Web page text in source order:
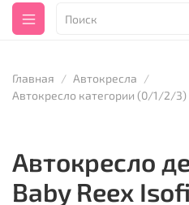
Главная
Автокресла
Автокресло категории (0/1/2/3)
Автокресло
Baby Reex